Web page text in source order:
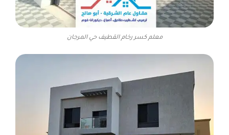
معلم كسر رخام القطيف حي المرجان